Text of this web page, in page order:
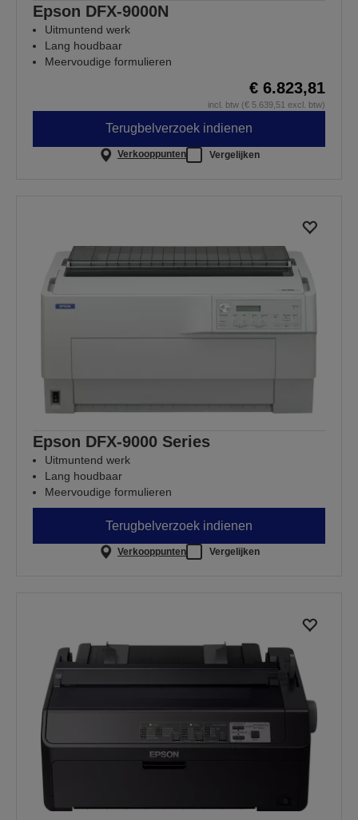
Epson DFX-9000N
Uitmuntend werk
Lang houdbaar
Meervoudige formulieren
€ 6.823,81
incl. btw (€ 5.639,51 excl. btw)
Terugbelverzoek indienen
Verkooppunten Vergelijken
Epson DFX-9000 Series
Uitmuntend werk
Lang houdbaar
Meervoudige formulieren
Terugbelverzoek indienen
Verkooppunten Vergelijken